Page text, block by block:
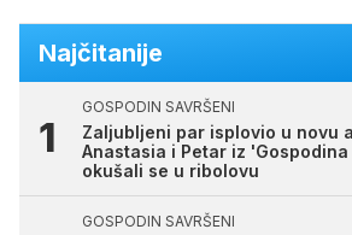
Najčitanije
GOSPODIN SAVRŠENI
Zaljubljeni par isplovio u novu
Anastasia i Petar iz
okušali se u ribolovu
GOSPODIN SAVRŠENI